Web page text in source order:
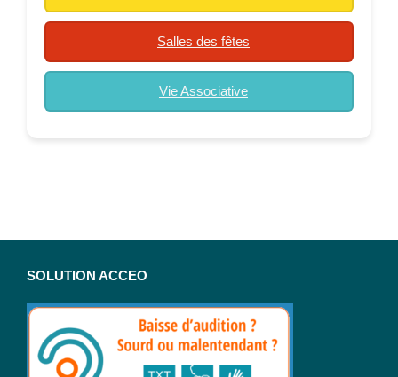
Salles des fêtes
Vie Associative
SOLUTION ACCEO